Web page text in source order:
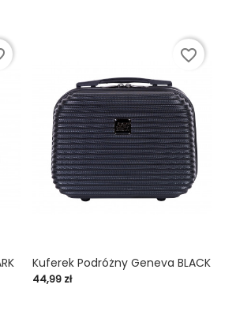
Kuferek Podróżny Geneva BLACK
Cena
44,99 zł
shopping_cart
favorite_border